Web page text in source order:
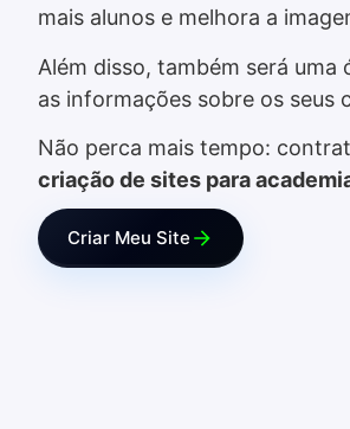
mais alunos e melhora a
Além disso, também será
as informações sobre os seus
Não perca mais tempo:
criação de sites para
Criar Meu Site